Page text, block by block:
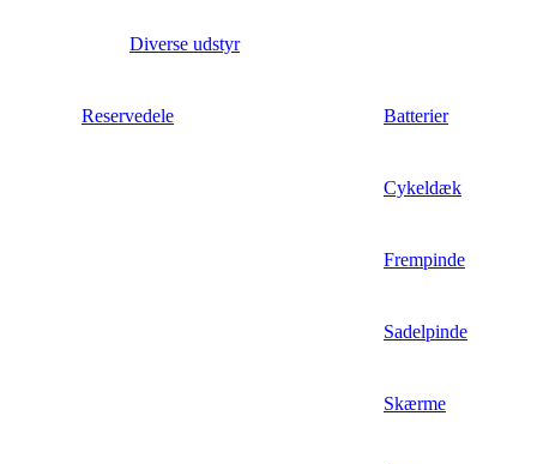
Diverse udstyr
Reservedele Batterier
Cykeldæk
Frempinde
Sadelpinde
Skærme